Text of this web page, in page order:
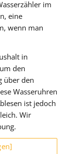
im
eine
wenn man
in
den
über den
Wasseruhren
ist jedoch
Wir